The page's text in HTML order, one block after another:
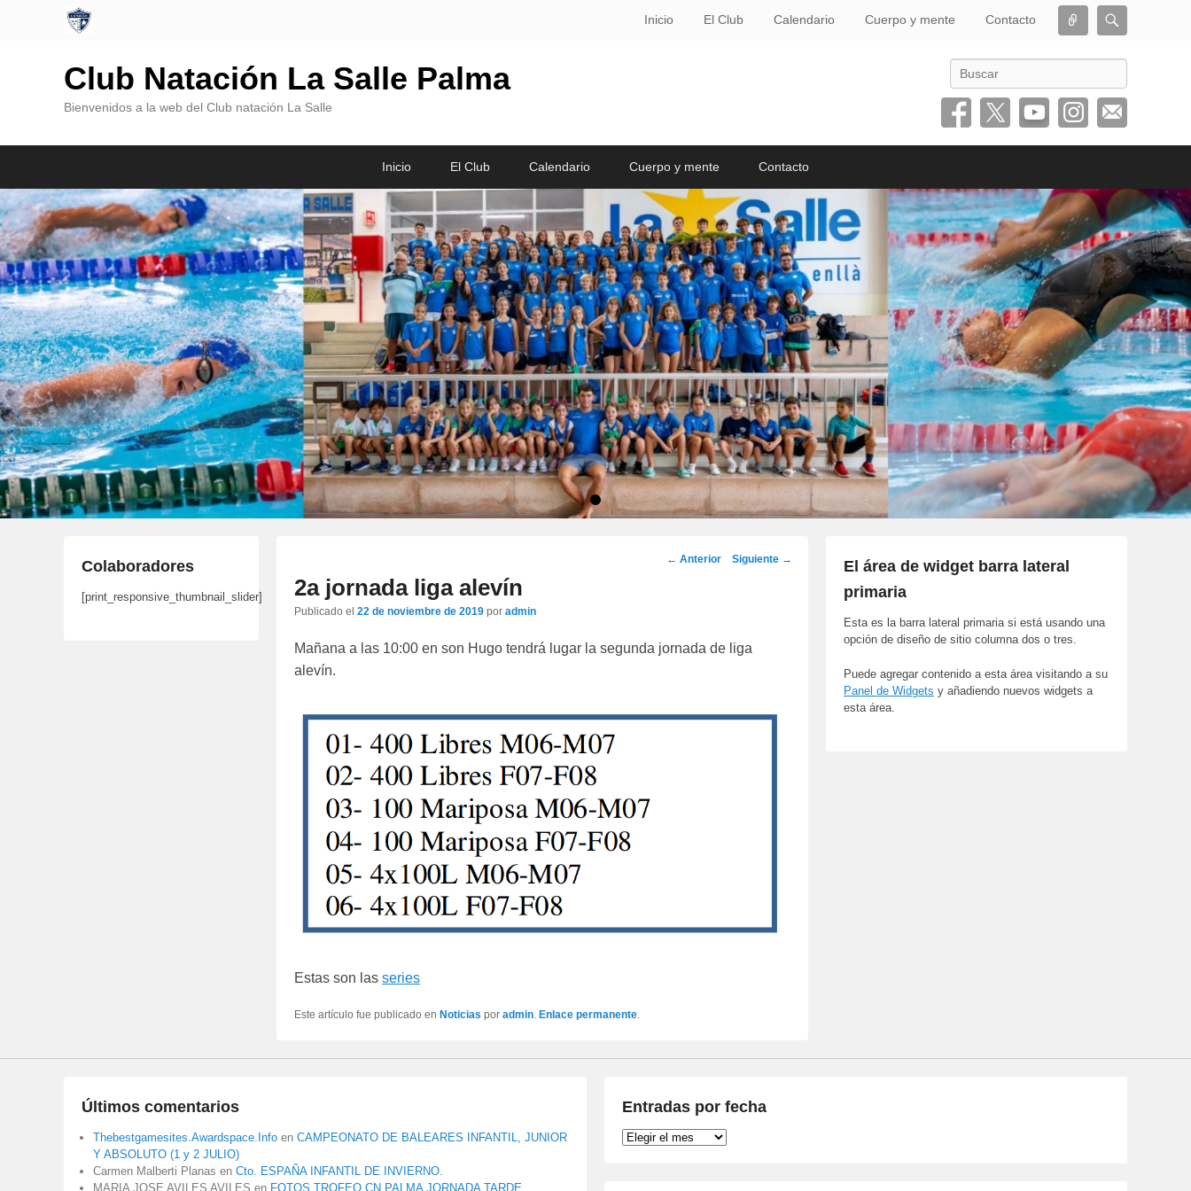
Conectar
Inicio El Club Calendario Cuerpo y mente Contacto
Club Natación La Salle Palma
Bienvenidos a la web del Club natación La Salle
Buscar
contenido
principal
contenido
secundario
Inicio El Club Calendario Cuerpo y mente Contacto
•
Navegación
← Anterior Siguiente →
2a jornada liga alevín
Publicado el 22 de noviembre de 2019 por admin
Mañana a las 10:00 en son Hugo tendrá lugar la segunda jornada de liga
alevín.
Estas son las series
Este artículo fue publicado en Noticias por admin. Enlace permanente.
El área de widget barra lateral
primaria
Esta es la barra lateral primaria si está usando una
opción de diseño de sitio columna dos o tres.
Puede agregar contenido a esta área visitando a su
Panel de Widgets y añadiendo nuevos widgets a
esta área.
Colaboradores
[print_responsive_thumbnail_slider]
Últimos comentarios
Thebestgamesites.Awardspace.Info en CAMPEONATO DE BALEARES INFANTIL, JUNIOR
Y ABSOLUTO (1 y 2 JULIO)
Carmen Malberti Planas en Cto. ESPAÑA INFANTIL DE INVIERNO.
MARIA JOSE AVILES AVILES en FOTOS TROFEO CN PALMA JORNADA TARDE
Entradas por fecha
Entradas